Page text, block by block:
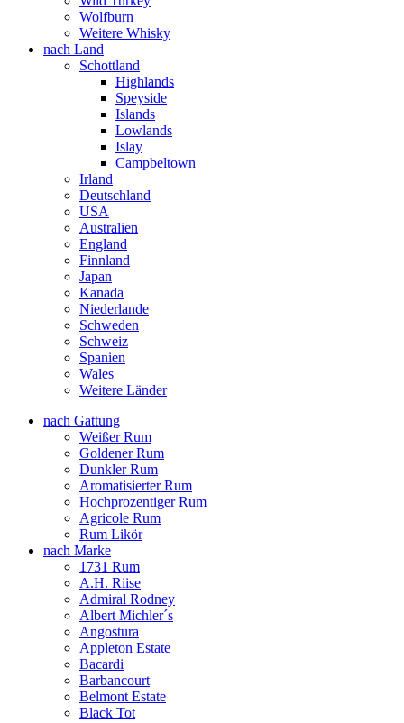
Wolfburn
Weitere Whisky
nach Land
Schottland
Highlands
Speyside
Islands
Lowlands
Islay
Campbeltown
Irland
Deutschland
USA
Australien
England
Finnland
Japan
Kanada
Niederlande
Schweden
Schweiz
Spanien
Wales
Weitere Länder
nach Gattung
Weißer Rum
Goldener Rum
Dunkler Rum
Aromatisierter Rum
Hochprozentiger Rum
Agricole Rum
Rum Likör
nach Marke
1731 Rum
A.H. Riise
Admiral Rodney
Albert Michler´s
Angostura
Appleton Estate
Bacardi
Barbancourt
Belmont Estate
Black Tot